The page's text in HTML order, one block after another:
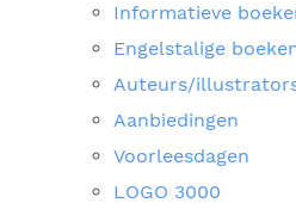
Informatieve
Engelstalige
Auteurs/
Aanbiedingen
Voorleesdagen
LOGO 3000